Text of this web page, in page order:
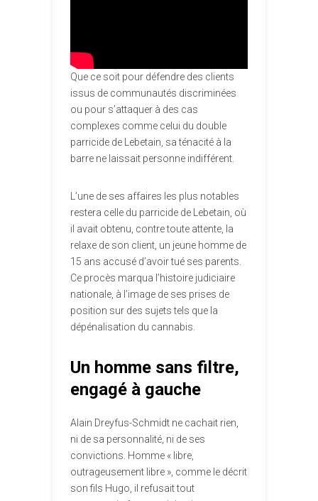
Que ce soit pour défendre des clients
issus de communautés discriminées
ou pour s’attaquer à des cas
complexes comme celui du double
parricide de Lebetain, sa ténacité à la
barre ne laissait personne indifférent.
L’une de ses affaires les plus notables
restera celle du parricide de Lebetain, où
il avait obtenu, contre toute attente, la
relaxe de son client, un jeune homme de
15 ans accusé d’avoir tué ses parents.
Ce procès marqua l’histoire judiciaire
nationale, à l’image de ses prises de
position sur des sujets tels que la
dépénalisation du cannabis.
Un homme sans filtre,
engagé à gauche
Alain Dreyfus-Schmidt ne cachait rien,
ni de sa personnalité, ni de ses
convictions. Homme « libre,
outrageusement libre », comme le décrit
son fils Hugo, il refusait tout